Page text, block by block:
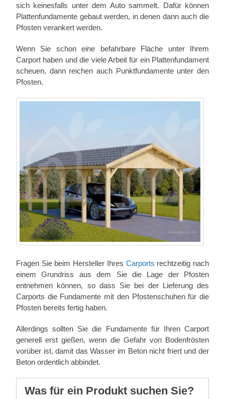
sich keinesfalls unter dem Auto sammelt. Dafür können
Plattenfundamente gebaut werden, in denen dann auch die
Pfosten verankert werden.
Wenn Sie schon eine befahrbare Fläche unter Ihrem
Carport haben und die viele Arbeit für ein Plattenfundament
scheuen, dann reichen auch Punktfundamente unter den
Pfosten.
Fragen Sie beim Hersteller Ihres Carports rechtzeitig nach
einem Grundriss aus dem Sie die Lage der Pfosten
entnehmen können, so dass Sie bei der Lieferung des
Carports die Fundamente mit den Pfostenschuhen für die
Pfosten bereits fertig haben.
Allerdings sollten Sie die Fundamente für Ihren Carport
generell erst gießen, wenn die Gefahr von Bodenfrösten
vorüber ist, damit das Wasser im Beton nicht friert und der
Beton ordentlich abbindet.
Was für ein Produkt suchen Sie?